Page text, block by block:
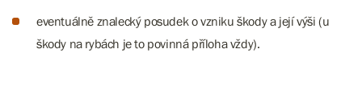
eventuálně znalecký posudek o vzniku škody a její výši (u
škody na rybách je to povinná příloha vždy).